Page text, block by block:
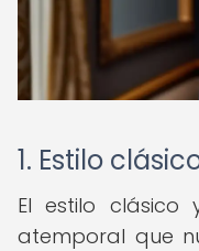
1. Estilo
El estilo clásico
atemporal que